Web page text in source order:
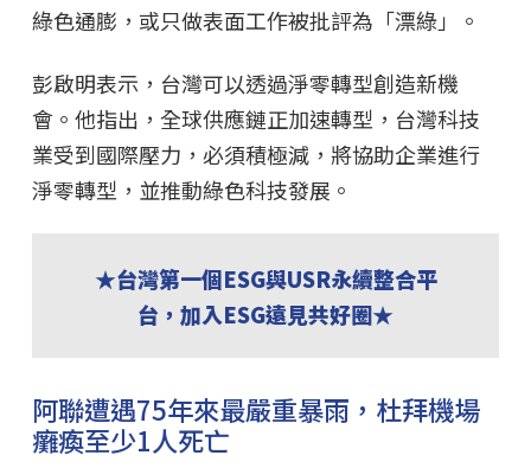
綠色通膨，或只做表面工作被批評為「漂綠」。
彭啟明表示，台灣可以透過淨零轉型創造新機
會。他指出，全球供應鏈正加速轉型，台灣科技
業受到國際壓力，必須積極減，將協助企業進行
淨零轉型，並推動綠色科技發展。
★台灣第一個ESG與USR永續整合平
台，加入ESG遠見共好圈★
阿聯遭遇75年來最嚴重暴雨，杜拜機場
癱瘓至少1人死亡